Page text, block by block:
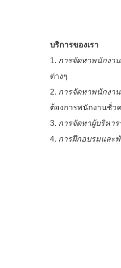
บริการของเรา
1. การจัดหาพนักงา
ต่างๆ
2. การจัดหาพนักงา
ต้องการพนักงานชั่ว
3. การจัดหาผู้บริหาร
4. การฝึกอบรมและ